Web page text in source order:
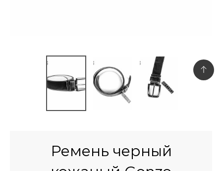
Ремень черный